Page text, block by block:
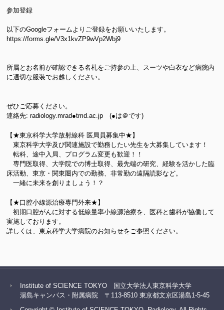
参加登録
以下のGoogleフォームよりご登録をお願いいたします。
https://forms.gle/V3x1kvZP9wVp2Wbj9
所属とお名前が確認できる名札をご持参の上、スーツや白衣など病院内
に適切な服装でお越しください。
ぜひご応募ください。
連絡先: radiology.mrad●tmd.ac.jp (●は＠です)
【★東京科学大学放射線科 医局員募集中★】
東京科学大学及び関連施設で勤務したい先生を大募集しています！
転科、途中入局、プログラム変更も歓迎！！
専門医取得、大学院での博士取得、最先端の研究、経験を活かした臨
床活動、東京・関東圏内での勤務、非常勤の遠隔読影など。
一緒に未来を創りましょう！？
【★口腔小線源治療専門外来★】
初期口腔がんに対する低線量率小線源治療を、医科と歯科が協働して
実施しております。
詳しくは、 東京科学大学病院のお知らせをご参照ください。
Institute of SCIENCE TOKYO 国立大学法人東京科学大学
湯島キャンパス・附属病院 〒113-8510 東京都文京区湯島1-5-45